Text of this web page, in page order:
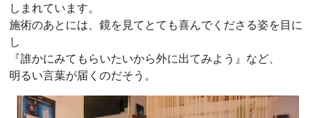
しまれています。
施術のあとには、鏡を見てとても喜んでくださる姿を目に
し
『誰かにみてもらいたいから外に出てみよう』など、
明るい言葉が届くのだそう。